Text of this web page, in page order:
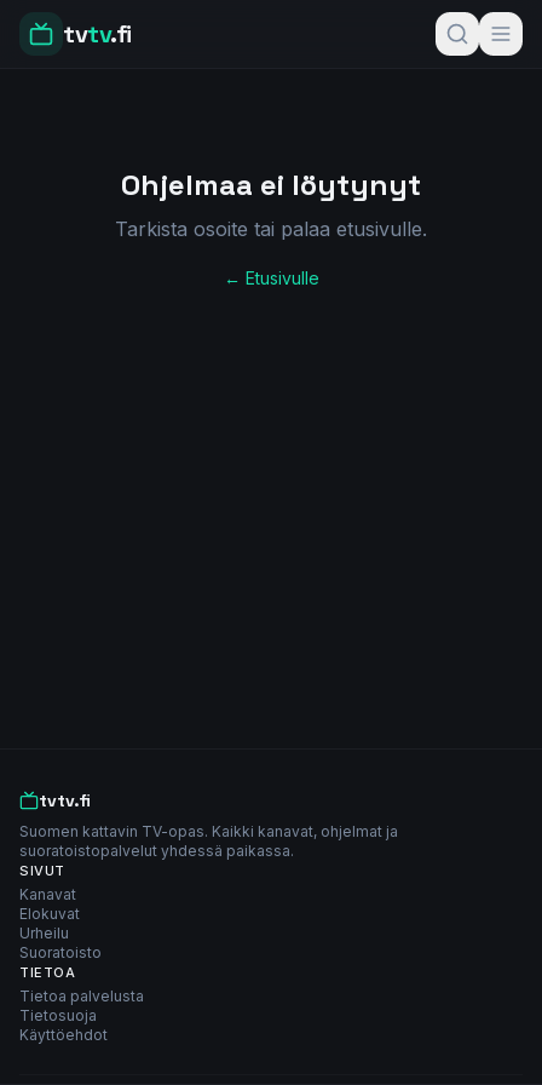
tvtv.fi
Ohjelmaa ei löytynyt
Tarkista osoite tai palaa etusivulle.
← Etusivulle
tvtv.fi
Suomen kattavin TV-opas. Kaikki kanavat, ohjelmat ja
suoratoistopalvelut yhdessä paikassa.
SIVUT
Kanavat
Elokuvat
Urheilu
Suoratoisto
TIETOA
Tietoa palvelusta
Tietosuoja
Käyttöehdot